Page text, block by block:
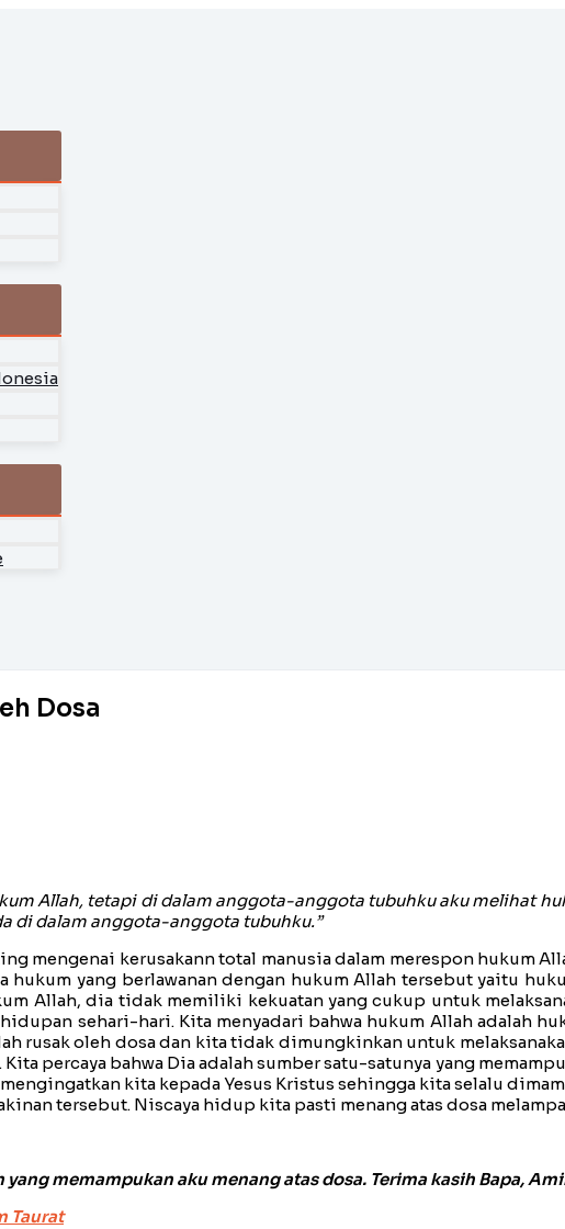
Dosa
Allah, tetapi di dalam anggota-anggota tubuhku aku melihat
di dalam anggota-anggota tubuhku.”
mengenai kerusakann total manusia dalam merespon hukum
hukum yang berlawanan dengan hukum Allah tersebut yaitu
Allah, dia tidak memiliki kekuatan yang cukup untuk
sehari-hari. Kita menyadari bahwa hukum Allah adalah
rusak oleh dosa dan kita tidak dimungkinkan untuk
percaya bahwa Dia adalah sumber satu-satunya yang
mengingatkan kita kepada Yesus Kristus sehingga kita selalu
tersebut. Niscaya hidup kita pasti menang atas dosa
yang memampukan aku menang atas dosa. Terima kasih Bapa,
Taurat